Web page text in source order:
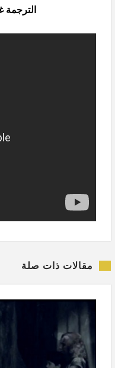
الترجمة
مقالات ذات صلة